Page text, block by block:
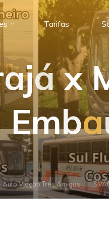
Tarifas
ajá x
Emba
Auto Viação Três Amigos